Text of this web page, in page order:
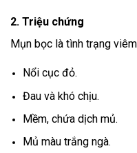
2. Triệu chứng
Mụn bọc là tình trạng
Nổi cục đỏ.
Đau và khó chịu.
Mềm, chứa dịch mủ.
Mủ màu trắng ngà.